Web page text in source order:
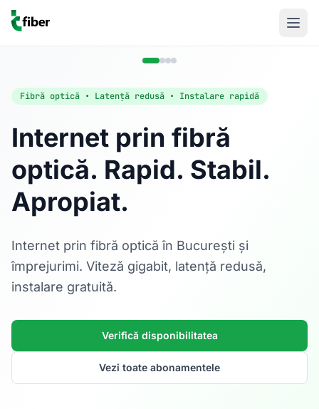
Fibră optică • Latență redusă • Instalare rapidă
Internet prin fibră
optică. Rapid. Stabil.
Apropiat.
Internet prin fibră optică în București și
împrejurimi. Viteză gigabit, latență redusă,
instalare gratuită.
Verifică disponibilitatea
Vezi toate abonamentele
Acasă
Internet Rezidențial
Fibră optică până la 1 Gbps, direct în casa ta.